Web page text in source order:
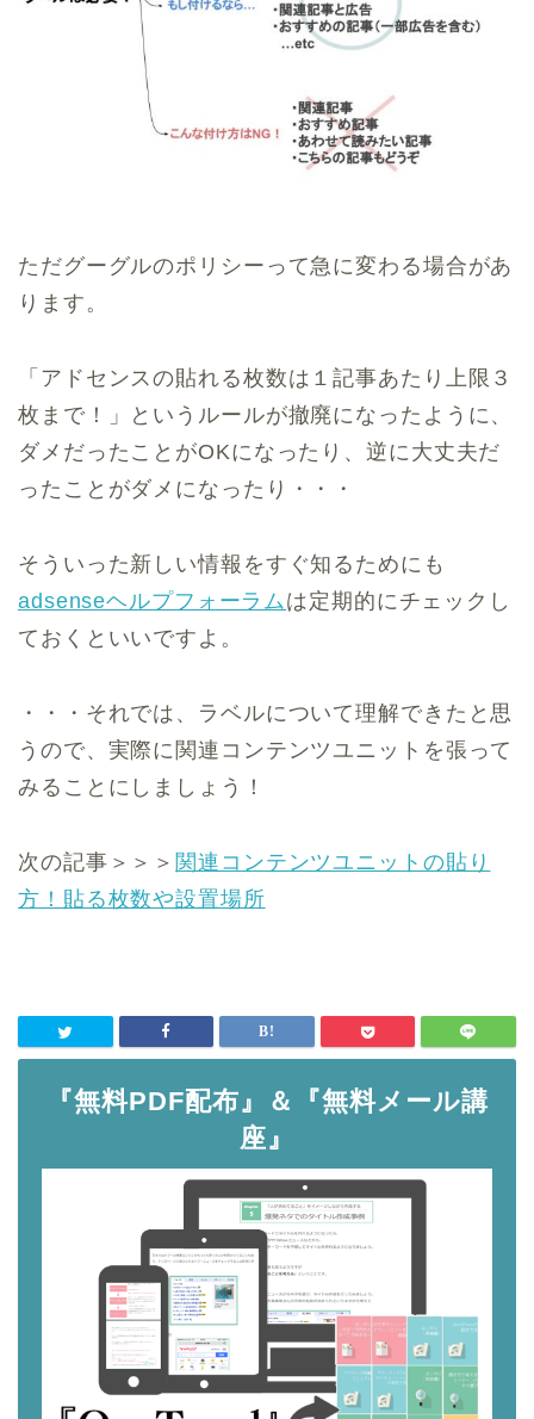
ただグーグルのポリシーって急に変わる場合があ
ります。
「アドセンスの貼れる枚数は１記事あたり上限３
枚まで！」というルールが撤廃になったように、
ダメだったことがOKになったり、逆に大丈夫だ
ったことがダメになったり・・・
そういった新しい情報をすぐ知るためにも
adsenseヘルプフォーラム は定期的にチェックし
ておくといいですよ。
・・・それでは、ラベルについて理解できたと思
うので、実際に関連コンテンツユニットを張って
みることにしましょう！
次の記事＞＞＞ 関連コンテンツユニットの貼り
方！貼る枚数や設置場所
『無料PDF配布』＆『無料メール講
座』